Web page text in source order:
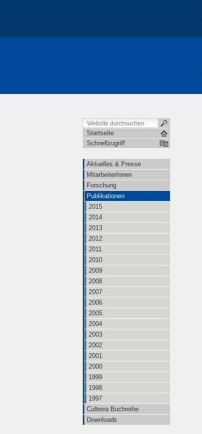
Startseite
Schnellzugriff
Aktuelles & Presse
MitarbeiterInnen
Forschung
Publikationen
2015
2014
2013
2012
2011
2010
2009
2008
2007
2006
2005
2004
2003
2002
2001
2000
1999
1998
1997
Culterra Buchreihe
Downloads